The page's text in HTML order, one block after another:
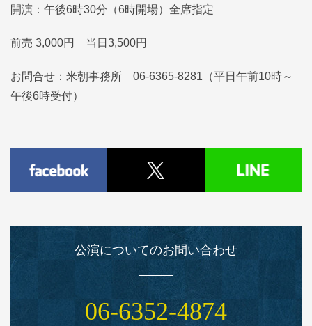
開演：午後6時30分（6時開場）全席指定
前売 3,000円 当日3,500円
お問合せ：米朝事務所 06-6365-8281（平日午前10時～
午後6時受付）
公演についてのお問い合わせ
06‑6352‑4874